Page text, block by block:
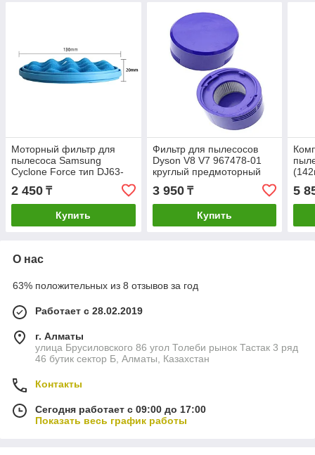
Моторный фильтр для
пылесоса Samsung
Cyclone Force тип DJ63-
01467A серии SC15H40,
SC15K41 (диаметр 130
мм)
2 450 ₸
Купить
Фильтр для пылесосов
Dyson V8 V7 967478-01
круглый предмоторный
3 950₸
Купить
5
О нас
63% положительных из 8 отзывов за год
Работает с 28.02.2019
г. Алматы
улица Брусиловского 86 угол Толеби рынок Тастак 3 ряд
46 бутик сектор Б, Алматы, Казахстан
Контакты
Сегодня работает с 09:00 до 17:00
Показать весь график работы